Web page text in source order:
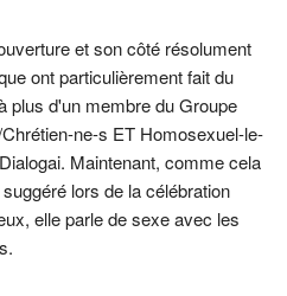
et son côté résolument
ont particulièrement fait du
plus d'un membre du Groupe
ne-s ET Homosexuel-le-
Maintenant, comme cela
lors de la célébration
elle parle de sexe avec les